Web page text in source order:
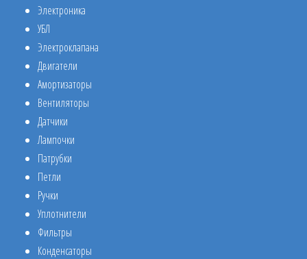
Электроника
УБЛ
Электроклапана
Двигатели
Амортизаторы
Вентиляторы
Датчики
Лампочки
Патрубки
Петли
Ручки
Уплотнители
Фильтры
Конденсаторы